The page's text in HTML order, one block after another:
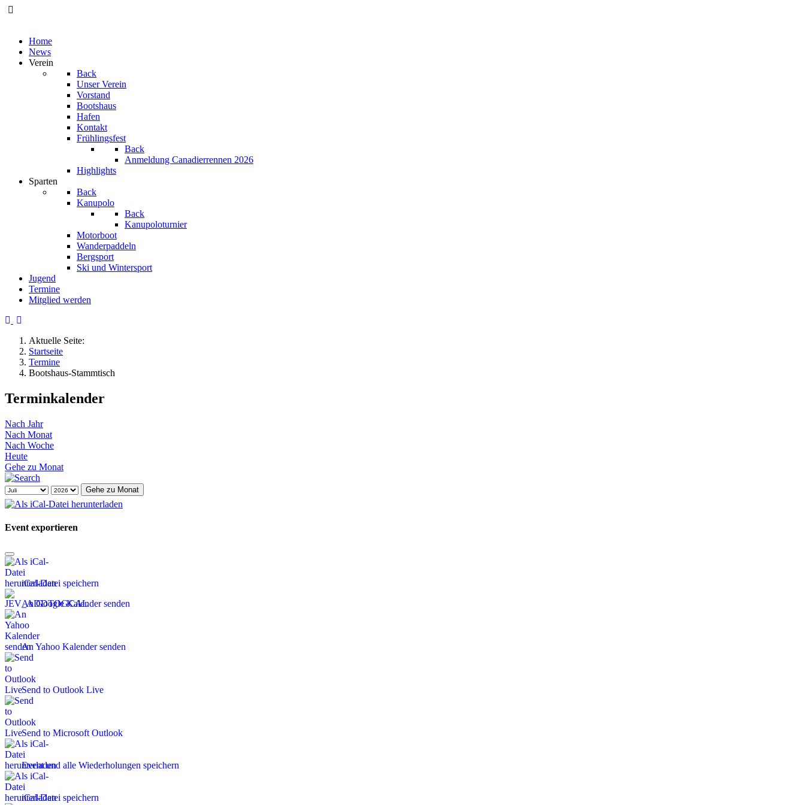
Home
News
Verein
Back
Unser Verein
Vorstand
Bootshaus
Hafen
Kontakt
Frühlingsfest
Back
Anmeldung Canadierrennen 2026
Highlights
Sparten
Back
Kanupolo
Back
Kanupoloturnier
Motorboot
Wanderpaddeln
Bergsport
Ski und Wintersport
Jugend
Termine
Mitglied werden
Aktuelle Seite:
Startseite
Termine
Bootshaus-Stammtisch
Terminkalender
Nach Jahr
Nach Monat
Nach Woche
Heute
Gehe zu Monat
Gehe zu Monat
Event exportieren
iCal-Datei speichern
An Google Kalender senden
An Yahoo Kalender senden
Send to Outlook Live
Send to Microsoft Outlook
Event und alle Wiederholungen speichern
iCal-Datei speichern